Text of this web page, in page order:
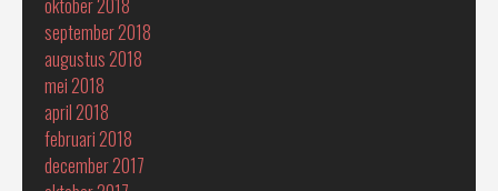
oktober 2018
september 2018
augustus 2018
mei 2018
april 2018
februari 2018
december 2017